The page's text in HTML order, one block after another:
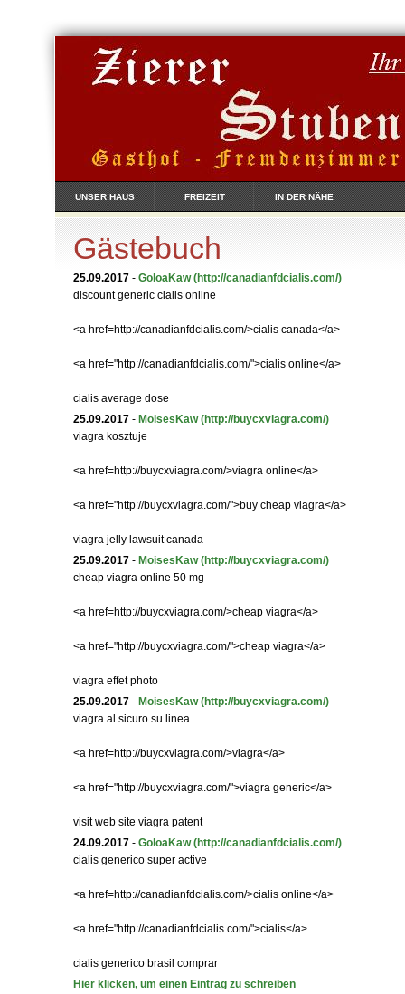
UNSER HAUS FREIZEIT IN DER NÄHE
Gästebuch
25.09.2017 - GoloaKaw (http://canadianfdcialis.com/)
discount generic cialis online
<a href=http://canadianfdcialis.com/>cialis canada</a>
<a href="http://canadianfdcialis.com/">cialis online</a>
cialis average dose
25.09.2017 - MoisesKaw (http://buycxviagra.com/)
viagra kosztuje
<a href=http://buycxviagra.com/>viagra online</a>
<a href="http://buycxviagra.com/">buy cheap viagra</a>
viagra jelly lawsuit canada
25.09.2017 - MoisesKaw (http://buycxviagra.com/)
cheap viagra online 50 mg
<a href=http://buycxviagra.com/>cheap viagra</a>
<a href="http://buycxviagra.com/">cheap viagra</a>
viagra effet photo
25.09.2017 - MoisesKaw (http://buycxviagra.com/)
viagra al sicuro su linea
<a href=http://buycxviagra.com/>viagra</a>
<a href="http://buycxviagra.com/">viagra generic</a>
visit web site viagra patent
24.09.2017 - GoloaKaw (http://canadianfdcialis.com/)
cialis generico super active
<a href=http://canadianfdcialis.com/>cialis online</a>
<a href="http://canadianfdcialis.com/">cialis</a>
cialis generico brasil comprar
Hier klicken, um einen Eintrag zu schreiben